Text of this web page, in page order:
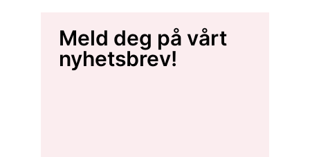
Meld deg på vårt
nyhetsbrev!